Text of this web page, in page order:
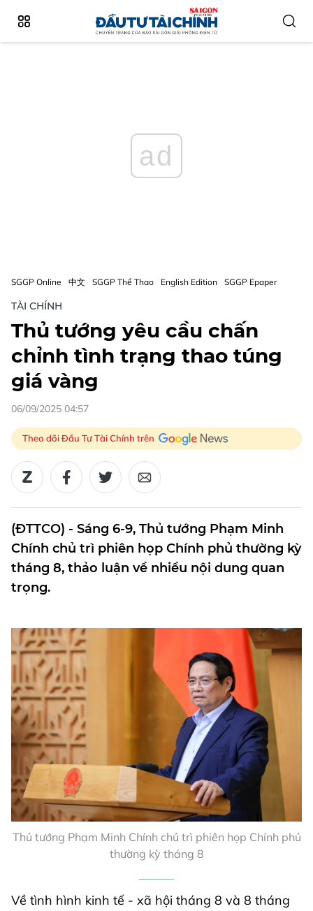
ad
SGGP Online 中文 SGGP Thể Thao English Edition SGGP Epaper
TÀI CHÍNH
Thủ tướng yêu cầu chấn
chỉnh tình trạng thao túng
giá vàng
06/09/2025 04:57
Theo dõi Đầu Tư Tài Chính trên
(ĐTTCO) - Sáng 6-9, Thủ tướng Phạm Minh
Chính chủ trì phiên họp Chính phủ thường kỳ
tháng 8, thảo luận về nhiều nội dung quan
trọng.
Thủ tướng Phạm Minh Chính chủ trì phiên họp Chính phủ
thường kỳ tháng 8
Về tình hình kinh tế - xã hội tháng 8 và 8 tháng